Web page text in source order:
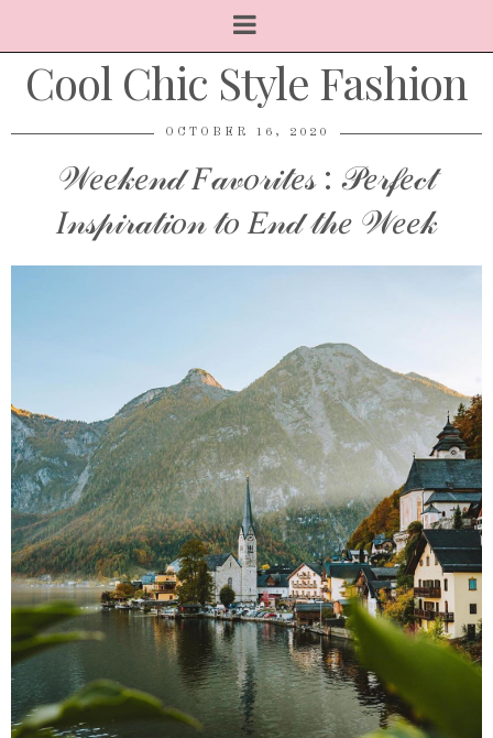
Cool Chic Style Fashion
OCTOBER 16, 2020
𝒲𝑒𝑒𝓀𝑒𝓃𝒹 𝐹𝒶𝓋𝑜𝓇𝒾𝓉𝑒𝓈 : 𝒫𝑒𝓇𝒻𝑒𝒸𝓉
𝐼𝓃𝓈𝓅𝒾𝓇𝒶𝓉𝒾𝑜𝓃 𝓉𝑜 𝐸𝓃𝒹 𝓉𝒽𝑒 𝒲𝑒𝑒𝓀